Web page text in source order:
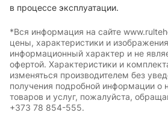
в процессе эксплуатации.
*Вся информация на сайте
цены, характеристики и
информационный характер и не
офертой. Характеристики и
изменяться производителем без
получения подробной информации о
товаров и услуг, пожалуйста,
+373 78 854-555.